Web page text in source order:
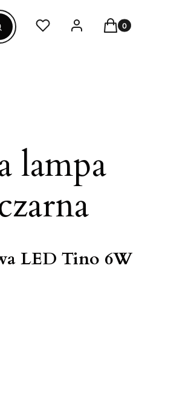
Ulubione Zaloguj sięProdukty w
Koszyk
lampa
LED Tino 6W